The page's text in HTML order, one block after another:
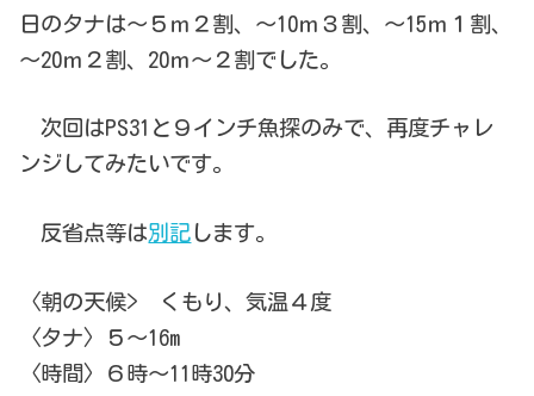
日のタナは～５ｍ２割、～10ｍ３割、～15ｍ１割、
～20ｍ２割、20ｍ～２割でした。
次回はPS31と９インチ魚探のみで、再度チャレ
ンジしてみたいです。
反省点等は別記 します。
〈朝の天候> くもり、気温４度
〈タナ〉５～16m
〈時間〉６時～11時30分